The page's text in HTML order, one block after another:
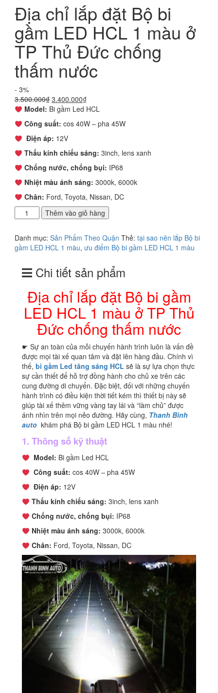
Địa chỉ lắp đặt Bộ bi
gầm LED HCL 1 màu ở
TP Thủ Đức chống
thấm nước
- 3%
3.500.000₫ Giá
gốc
là:
3.500.000₫.
3.400.000₫Giá
hiện
là:
Model: Bi gầm Led HCL
Công suất: cos 40W – pha 45W
Điện áp: 12V
Thấu kính chiếu sáng: 3inch, lens xanh
Chống nước, chống bụi: IP68
Nhiệt màu ánh sáng: 3000k, 6000k
Chân: Ford, Toyota, Nissan, DC
chỉ
đặt
Bộ
gầm
LED
màu
Đức
chống
thấm
nước
số
lượng
Thêm vào giỏ hàng
Danh mục: Sản Phẩm Theo Quận Thẻ: tại sao nên lắp Bộ bi
gầm LED HCL 1 màu, ưu điểm Bộ bi gầm LED HCL 1 màu
Chi tiết sản phẩm
Địa chỉ lắp đặt Bộ bi gầm
LED HCL 1 màu ở TP Thủ
Đức chống thấm nước
☛ Sự an toàn của mỗi chuyến hành trình luôn là vấn đề
được mọi tài xế quan tâm và đặt lên hàng đầu. Chính vì
thế, bi gầm Led tăng sáng HCL sẽ là sự lựa chọn thực
sự cần thiết để hỗ trợ đồng hành cho chủ xe trên các
cung đường di chuyển. Đặc biệt, đối với những chuyến
hành trình có điều kiện thời tiết kém thì thiết bị này sẽ
giúp tài xế thêm vững vàng tay lái và “làm chủ” được
ánh nhìn trên mọi nẻo đường. Hãy cùng, Thanh Bình
auto khám phá Bộ bi gầm LED HCL 1 màu nhé!
1. Thông số kỹ thuật
Model: Bi gầm Led HCL
Công suất: cos 40W – pha 45W
Điện áp: 12V
Thấu kính chiếu sáng: 3inch, lens xanh
Chống nước, chống bụi: IP68
Nhiệt màu ánh sáng: 3000k, 6000k
Chân: Ford, Toyota, Nissan, DC